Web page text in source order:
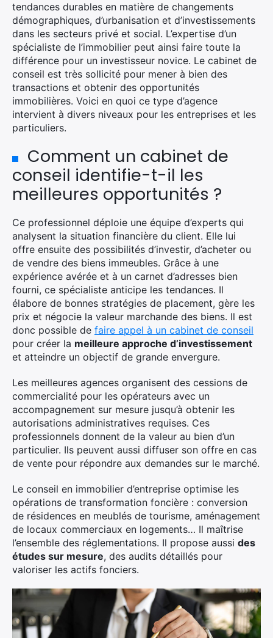
tendances durables en matière de changements
démographiques, d’urbanisation et d’investissements
dans les secteurs privé et social. L’expertise d’un
spécialiste de l’immobilier peut ainsi faire toute la
différence pour un investisseur novice. Le cabinet de
conseil est très sollicité pour mener à bien des
transactions et obtenir des opportunités
immobilières. Voici en quoi ce type d’agence
intervient à divers niveaux pour les entreprises et les
particuliers.
Comment un cabinet de
conseil identifie-t-il les
meilleures opportunités ?
Ce professionnel déploie une équipe d’experts qui
analysent la situation financière du client. Elle lui
offre ensuite des possibilités d’investir, d’acheter ou
de vendre des biens immeubles. Grâce à une
expérience avérée et à un carnet d’adresses bien
fourni, ce spécialiste anticipe les tendances. Il
élabore de bonnes stratégies de placement, gère les
prix et négocie la valeur marchande des biens. Il est
donc possible de faire appel à un cabinet de conseil
pour créer la meilleure approche d’investissement
et atteindre un objectif de grande envergure.
Les meilleures agences organisent des cessions de
commercialité pour les opérateurs avec un
accompagnement sur mesure jusqu’à obtenir les
autorisations administratives requises. Ces
professionnels donnent de la valeur au bien d’un
particulier. Ils peuvent aussi diffuser son offre en cas
de vente pour répondre aux demandes sur le marché.
Le conseil en immobilier d’entreprise optimise les
opérations de transformation foncière : conversion
de résidences en meublés de tourisme, aménagement
de locaux commerciaux en logements… Il maîtrise
l’ensemble des réglementations. Il propose aussi des
études sur mesure, des audits détaillés pour
valoriser les actifs fonciers.